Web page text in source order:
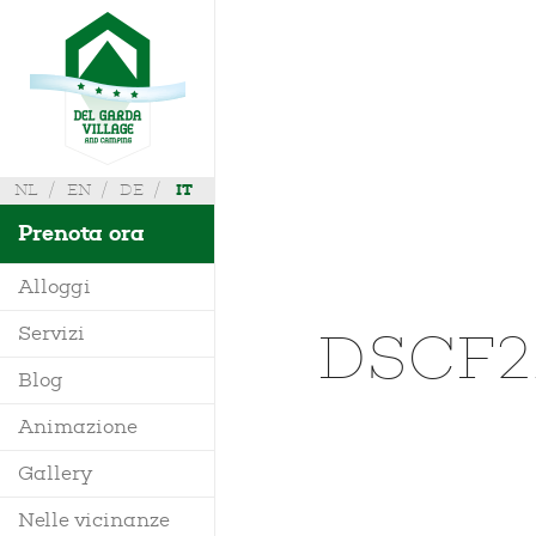
NL EN DE IT
Prenota ora
Alloggi
Villa
Mobile Home
Bungalow
Glamping
Servizi
Blog
Animazione
Gallery
Nelle vicinanze
Richiedi Info
Dove siamo